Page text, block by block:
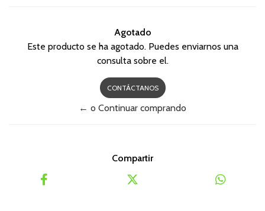
Agotado
Este producto se ha agotado. Puedes enviarnos una
consulta sobre el.
CONTÁCTANOS
← o Continuar comprando
Compartir